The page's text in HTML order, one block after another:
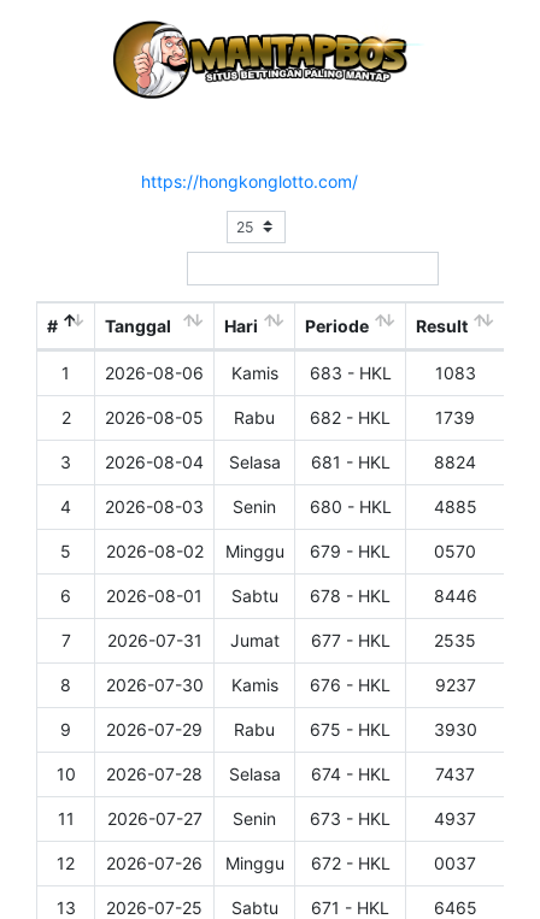
https://hongkonglotto.com/
# Tanggal Hari Periode Result
1 2026-08-06 Kamis 683 - HKL 1083
2 2026-08-05 Rabu 682 - HKL 1739
3 2026-08-04 Selasa 681 - HKL 8824
4 2026-08-03 Senin 680 - HKL 4885
5 2026-08-02 Minggu 679 - HKL 0570
6 2026-08-01 Sabtu 678 - HKL 8446
7 2026-07-31 Jumat 677 - HKL 2535
8 2026-07-30 Kamis 676 - HKL 9237
9 2026-07-29 Rabu 675 - HKL 3930
10 2026-07-28 Selasa 674 - HKL 7437
11 2026-07-27 Senin 673 - HKL 4937
12 2026-07-26 Minggu 672 - HKL 0037
13 2026-07-25 Sabtu 671 - HKL 6465